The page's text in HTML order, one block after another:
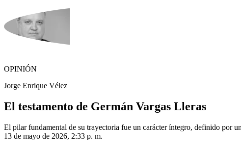
OPINIÓN
Jorge Enrique Vélez
El testamento de Germán Vargas Lleras
El pilar fundamental de su trayectoria fue un carácter íntegro, definido por
13 de mayo de 2026, 2:33 p. m.